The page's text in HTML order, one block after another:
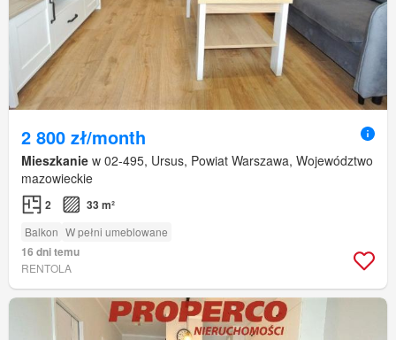
2 800 zł/month
Mieszkanie w 02-495, Ursus, Powiat Warszawa, Województwo
mazowieckie
2 33 m²
Balkon W pełni umeblowane
16 dni temu
RENTOLA